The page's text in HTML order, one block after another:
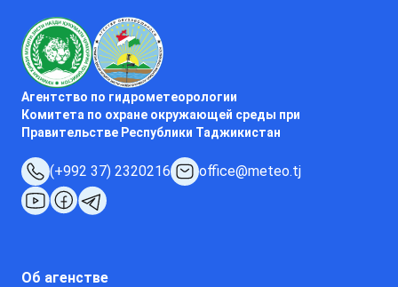
Агентство по гидрометеорологии
Комитета по охране окружающей среды при
Правительстве Республики Таджикистан
(+992 37) 2320216 office@meteo.tj
Об агенстве